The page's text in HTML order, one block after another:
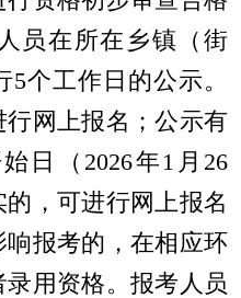
员在所在乡镇（街
5个工作日的公示。
网上报名；公示有
日（ 2026年 1 月 26
，可进行网上报名
报考的，在相应环
用资格。报考人员